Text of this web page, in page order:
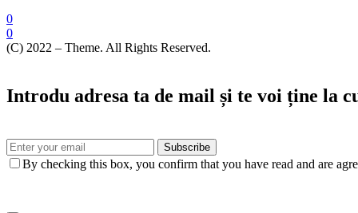
0
0
(C) 2022 – Theme. All Rights Reserved.
Introdu adresa ta de mail și te voi ține la
Subscribe
By checking this box, you confirm that you have read and are